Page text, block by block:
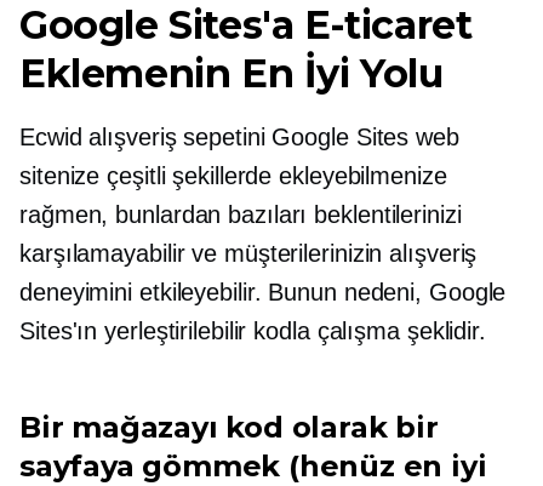
Google Sites'a E-ticaret
Eklemenin En İyi Yolu
Ecwid alışveriş sepetini Google Sites web
sitenize çeşitli şekillerde ekleyebilmenize
rağmen, bunlardan bazıları beklentilerinizi
karşılamayabilir ve müşterilerinizin alışveriş
deneyimini etkileyebilir. Bunun nedeni, Google
Sites'ın yerleştirilebilir kodla çalışma şeklidir.
Bir mağazayı kod olarak bir
sayfaya gömmek (henüz en iyi